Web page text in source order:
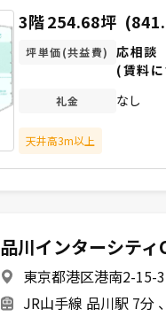
3階254.68坪
坪単価(共益費)
応相談
(賃料
礼金 なし
天井高3m以上
品川インターシティ
東京都港区港南2-15-3
JR山手線 品川駅 7分